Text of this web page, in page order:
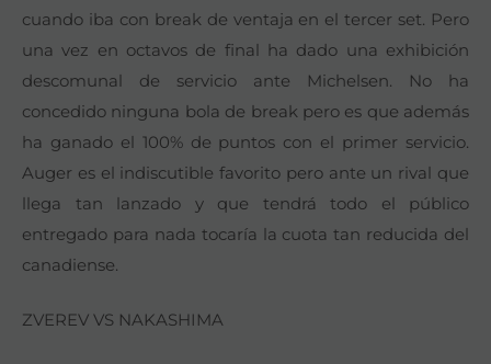
cuando iba con break de ventaja en el tercer set. Pero
una vez en octavos de final ha dado una exhibición
descomunal de servicio ante Michelsen. No ha
concedido ninguna bola de break pero es que además
ha ganado el 100% de puntos con el primer servicio.
Auger es el indiscutible favorito pero ante un rival que
llega tan lanzado y que tendrá todo el público
entregado para nada tocaría la cuota tan reducida del
canadiense.
ZVEREV VS NAKASHIMA